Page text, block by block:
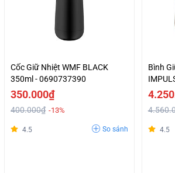
Cốc Giữ Nhiệt WMF BLACK
350ml - 0690737390
350.000₫
400.000₫ -13%
4.5 So sánh
Bình
4.5